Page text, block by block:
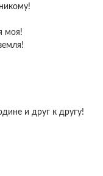
моя!
и друг к другу!